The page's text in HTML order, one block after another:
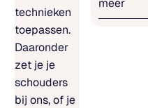
technieken
toepassen.
Daaronder
zet je je
schouders
bij ons, of je
meer